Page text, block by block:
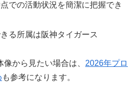
での活動状況を簡潔に把握でき
る所属は阪神タイガース
から見たい場合は、 2026年プロ
も参考になります。